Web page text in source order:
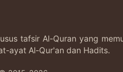
tafsir Al-Quran yang
ayat Al-Qur'an dan Hadits.